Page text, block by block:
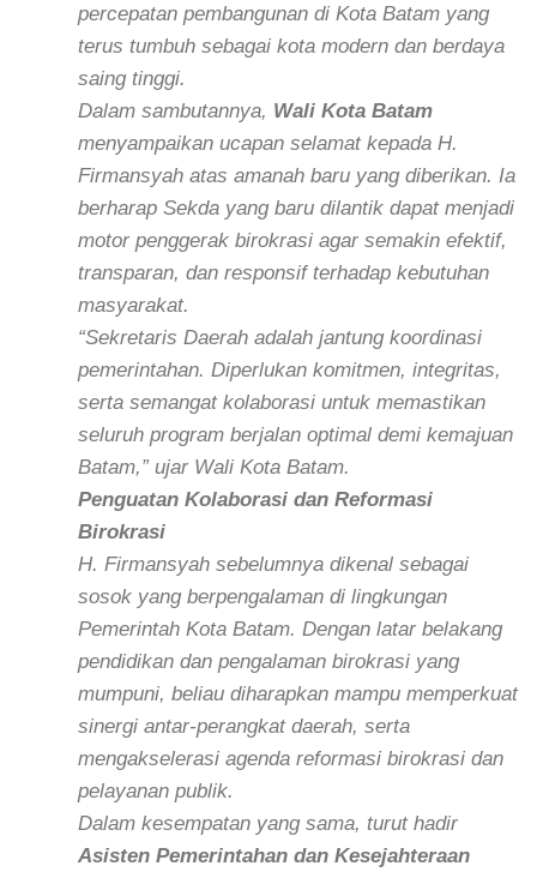
percepatan pembangunan di Kota Batam yang
terus tumbuh sebagai kota modern dan berdaya
saing tinggi.
Dalam sambutannya, Wali Kota Batam
menyampaikan ucapan selamat kepada H.
Firmansyah atas amanah baru yang diberikan. Ia
berharap Sekda yang baru dilantik dapat menjadi
motor penggerak birokrasi agar semakin efektif,
transparan, dan responsif terhadap kebutuhan
masyarakat.
“Sekretaris Daerah adalah jantung koordinasi
pemerintahan. Diperlukan komitmen, integritas,
serta semangat kolaborasi untuk memastikan
seluruh program berjalan optimal demi kemajuan
Batam,” ujar Wali Kota Batam.
Penguatan Kolaborasi dan Reformasi
Birokrasi
H. Firmansyah sebelumnya dikenal sebagai
sosok yang berpengalaman di lingkungan
Pemerintah Kota Batam. Dengan latar belakang
pendidikan dan pengalaman birokrasi yang
mumpuni, beliau diharapkan mampu memperkuat
sinergi antar-perangkat daerah, serta
mengakselerasi agenda reformasi birokrasi dan
pelayanan publik.
Dalam kesempatan yang sama, turut hadir
Asisten Pemerintahan dan Kesejahteraan